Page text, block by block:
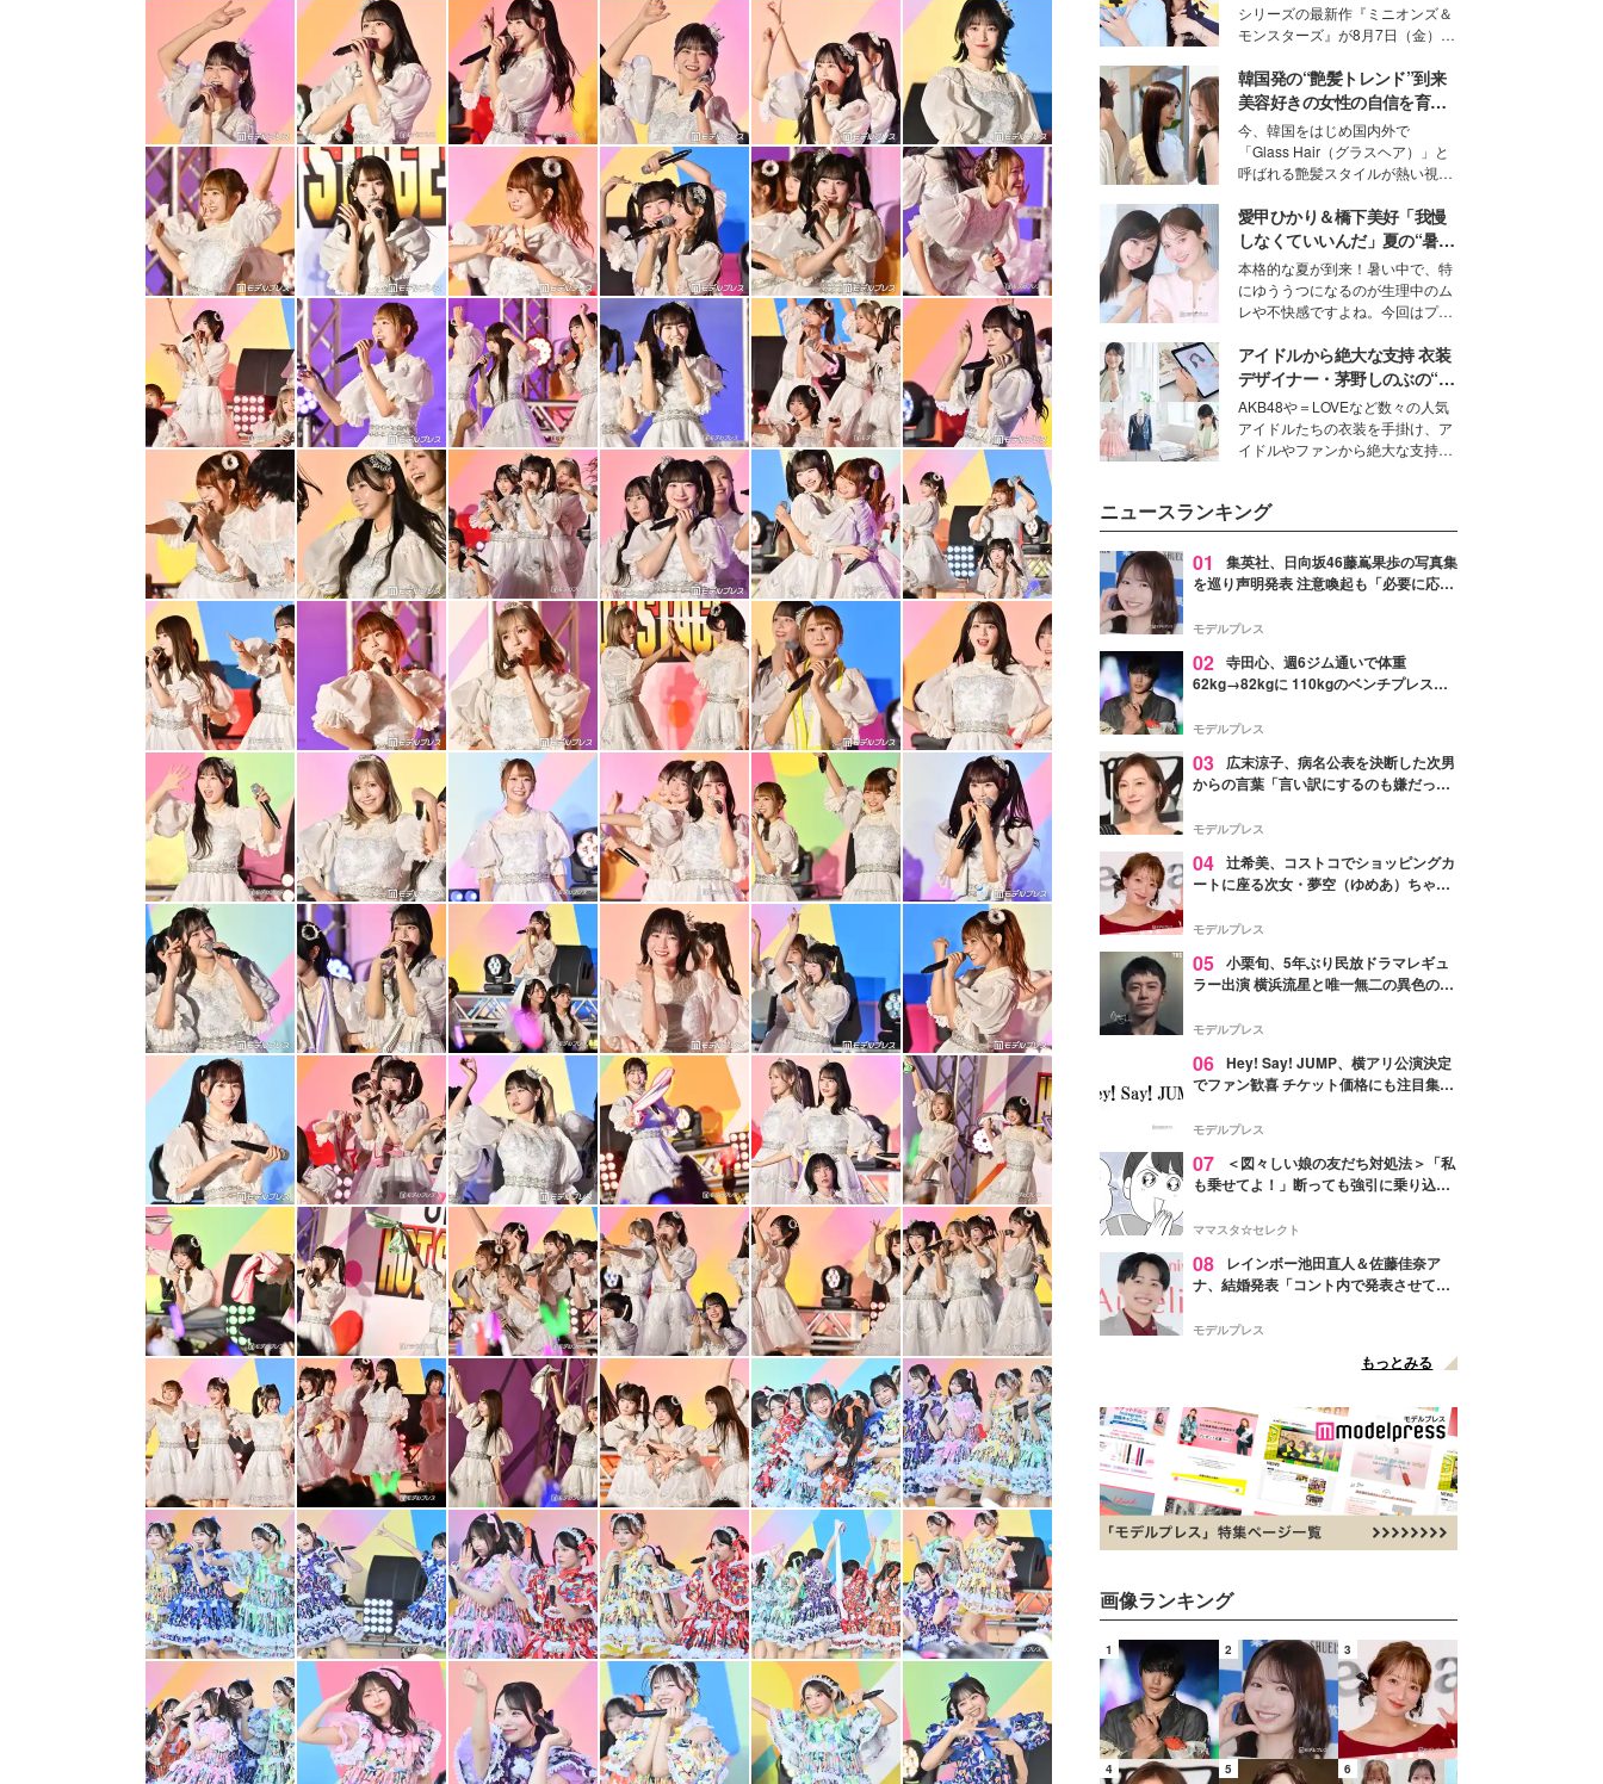
技術を、花王が構築した。
だけじゃない“友情と絆”に感
動
シリーズの最新作『ミニオンズ＆
モンスターズ』が8月7日（金）に
ニオン好き”という共通点を持つモ
デルの宮城舞と島村雄大の特別対
談をお届け！それぞれの視点か
ら、今作ならではの魅力や予想外
の感動をもたらす奥深いストーリ
ーについて熱く語り合ってもらっ
た。
韓国発の“艶髪トレンド”到来
美容好きの女性の自信を育む
「ヘアケア事情」って？
今、韓国をはじめ国内外で
「Glass Hair（グラスヘア）」と
呼ばれる艶髪スタイルが熱い視線
ションの完成度を高めるベースと
して、“髪そのものの美しさ”に改
めて注目する人が増えている様
子。今回は、そんな憧れの艶やか
な髪を日常で叶える、美容好きの
女性たちのヘアケア事情を紹介し
ます。
愛甲ひかり＆橋下美好「我慢
しなくていいんだ」夏の“暑さ
対策”の新しい選択肢とは？
本格的な夏が到来！暑い中で、特
にゆううつになるのが生理中のム
レや不快感ですよね。今回はプラ
モデル・愛甲ひかりさんと橋下美
好さんを迎えて本音で女子会トー
ク。猛暑のお出かけを快適に過ご
すヒントや、2人が感動した夏の
生理の新常識にも迫りました。
アイドルから絶大な支持 衣装
デザイナー・茅野しのぶの“可
愛い”を作る美学＜「シチズン
クロスシー」インタビュー＞
AKB48や＝LOVEなど数々の人気
アイドルたちの衣装を手掛け、ア
イドルやファンから絶大な支持を
ター・茅野しのぶ。一人ひとりの
個性に寄り添い、魅力を引き出す
衣装作りは、多くの女性たちに勇
気と自信を与え続けている。
ニュースランキング
01
集英社、日向坂46藤嶌果歩の写真集
を巡り声明発表 注意喚起も「必要に応じ
モデルプレス
02 寺田心、週6ジム通いで体重
62kg→82kgに 110kgのベンチプレス持
「かっこいい」と反響
モデルプレス
03
広末涼子、病名公表を決断した次男
からの言葉「言い訳にするのも嫌だっ
モデルプレス
04 辻希美、コストコでショッピングカ
ートに座る次女・夢空（ゆめあ）ちゃん
ぎ」「成長を感じる」の声
モデルプレス
05 小栗旬、5年ぶり民放ドラマレギュ
ラー出演 横浜流星と唯一無二の異色のバ
モデルプレス
06 Hey! Say! JUMP、横アリ公演決定
でファン歓喜 チケット価格にも注目集ま
モデルプレス
07
＜図々しい娘の友だち対処法＞「私
も乗せてよ！」断っても強引に乗り込ん
ママスタ☆セレクト
08
レインボー池田直人＆佐藤佳奈ア
ナ、結婚発表「コント内で発表させてい
点変更のため
モデルプレス
もっとみる
画像ランキング
1 2 3
4 5 6